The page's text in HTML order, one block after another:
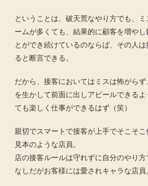
ということは、破天荒なやり方でも、
ームが多くても、結果的に顧客を増やし
とができ続けているのならば、その人は
ると断言できる。
だから、接客においてはミスは怖がらず
を生かして前面に出しアピールできる
ても楽しく仕事ができるはず（笑）
親切でスマートで接客が上手でそこそこ
見本のような店員。
店の接客ルールは守れずに自分のやり
なしだがお客様には愛されキャラな店員